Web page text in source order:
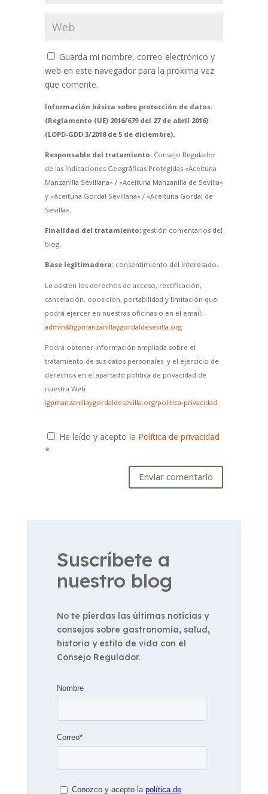
Guarda mi nombre, correo electrónico y
web en este navegador para la próxima vez
que comente.
Información básica sobre protección de datos:
(Reglamento (UE) 2016/679 del 27 de abril 2016)
(LOPD-GDD 3/2018 de 5 de diciembre).
Responsable del tratamiento:Consejo Regulador
de las Indicaciones Geográficas Protegidas «Aceituna
Manzanilla Sevillana» / «Aceituna Manzanilla de Sevilla»
y «Aceituna Gordal Sevillana» / «Aceituna Gordal de
Sevilla».
Finalidad del tratamiento:gestión comentarios del
blog.
Base legitimadora:consentimiento del interesado.
Le asisten los derechos de acceso, rectificación,
cancelación, oposición, portabilidad y limitación que
podrá ejercer en nuestras oficinas o en el email:
admin@igpmanzanillaygordaldesevilla.org
Podrá obtener información ampliada sobre el
tratamiento de sus datos personales y el ejercicio de
derechos en el apartado política de privacidad de
nuestra Web
igpmanzanillaygordaldesevilla.org/politica-privacidad
He leído y acepto la Política de privacidad
*
Enviar comentario
Suscríbete a
nuestro blog
No te pierdas las últimas noticias y
consejos sobre gastronomía, salud,
historia y estilo de vida con el
Consejo Regulador.